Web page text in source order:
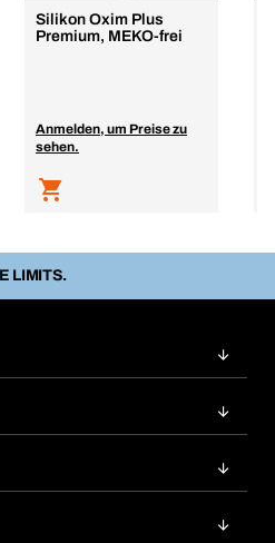
Silikon Oxim Plus
Premium, MEKO-frei
Anmelden, um Preise zu
sehen.
LIMITS.